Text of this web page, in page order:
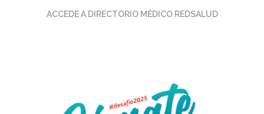
ACCEDE A DIRECTORIO MÉDICO REDSALUD